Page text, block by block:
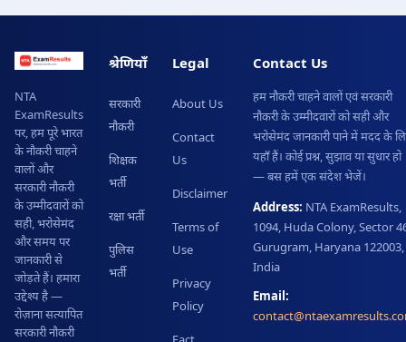
NTA
ExamResults
पर, हम पूरे भारत
के नौकरी चाहने
वालों और
सरकारी नौकरी
के उम्मीदवारों को
सही, भरोसेमंद
और समय पर
जानकारी से
जोड़ते हैं। हमारा
उद्देश्य है —
रोज़ाना सत्यापित
सरकारी नौकरी
श्रेणियाँ
सरकारी
नौकरी
शिक्षक
भर्ती
रक्षा भर्ती
पुलिस
भर्ती
Legal
About Us
Contact
Us
Disclaimer
Terms of
Use
Privacy
Policy
Contact Us
हम नौकरी चाहने वालों एवं सरकारी
नौकरी के उम्मीदवारों को सही और
भरोसेमंद जानकारी पाने में मदद के
यहाँ हैं। कोई प्रश्न, सुझाव या सुधार हो
— बस हमें एक संदेश भेजें।
Address: NTA ExamResults,
1094, Huda Colony, Sector
Gurugram, Haryana 122003,
India
Email: